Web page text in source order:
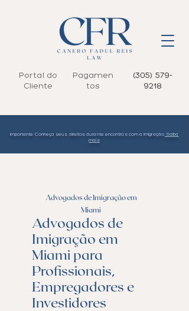
Portal do
Cliente
Pagamen
tos
(305) 579-
9218
Importante: Conheça seus direitos durante encontros com a imigração.Saiba
mais
Advogados de Imigração em
Miami
Advogados de
Imigração em
Miami para
Profissionais,
Empregadores e
Investidores